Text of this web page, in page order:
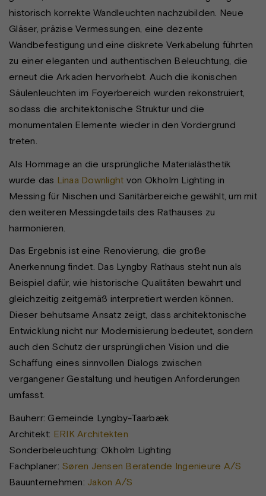
historisch korrekte Wandleuchten nachzubilden. Neue
Gläser, präzise Vermessungen, eine dezente
Wandbefestigung und eine diskrete Verkabelung führten
zu einer eleganten und authentischen Beleuchtung, die
erneut die Arkaden hervorhebt. Auch die ikonischen
Säulenleuchten im Foyerbereich wurden rekonstruiert,
sodass die architektonische Struktur und die
monumentalen Elemente wieder in den Vordergrund
treten.
Als Hommage an die ursprüngliche Materialästhetik
wurde das Linaa Downlight von Okholm Lighting in
Messing für Nischen und Sanitärbereiche gewählt, um mit
den weiteren Messingdetails des Rathauses zu
harmonieren.
Das Ergebnis ist eine Renovierung, die große
Anerkennung findet. Das Lyngby Rathaus steht nun als
Beispiel dafür, wie historische Qualitäten bewahrt und
gleichzeitig zeitgemäß interpretiert werden können.
Dieser behutsame Ansatz zeigt, dass architektonische
Entwicklung nicht nur Modernisierung bedeutet, sondern
auch den Schutz der ursprünglichen Vision und die
Schaffung eines sinnvollen Dialogs zwischen
vergangener Gestaltung und heutigen Anforderungen
umfasst.
Bauherr: Gemeinde Lyngby-Taarbæk
Architekt: ERIK Architekten
Sonderbeleuchtung: Okholm Lighting
Fachplaner: Søren Jensen Beratende Ingenieure A/S
Bauunternehmen: Jakon A/S